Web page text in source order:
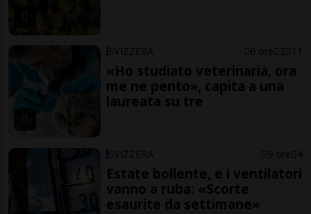
SVIZZERA 6 ore 2 11
«Ho studiato veterinaria, ora
me ne pento», capita a una
laureata su tre
SVIZZERA 9 ore 4
Estate bollente, e i ventilatori
vanno a ruba: «Scorte
esaurite da settimane»